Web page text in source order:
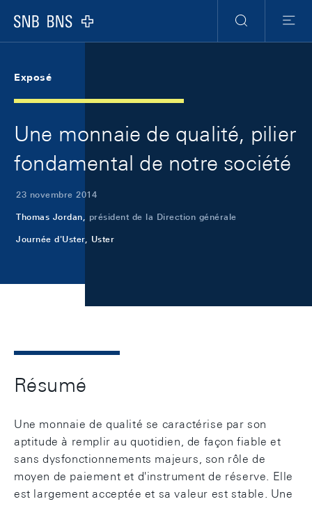
Logo
RechercheMenu
Exposé
Une monnaie de qualité, pilier
fondamental de notre société
23 novembre 2014
Thomas Jordan, président de la Direction générale
Journée d'Uster, Uster
Résumé
Une monnaie de qualité se caractérise par son
aptitude à remplir au quotidien, de façon fiable et
sans dysfonctionnements majeurs, son rôle de
moyen de paiement et d'instrument de réserve. Elle
est largement acceptée et sa valeur est stable. Une